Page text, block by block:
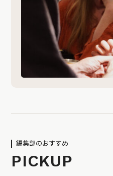
編集部のおすすめ
PICKUP